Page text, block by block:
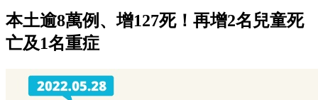
本土逾8萬例、增127死！再增2名兒童死
亡及1名重症